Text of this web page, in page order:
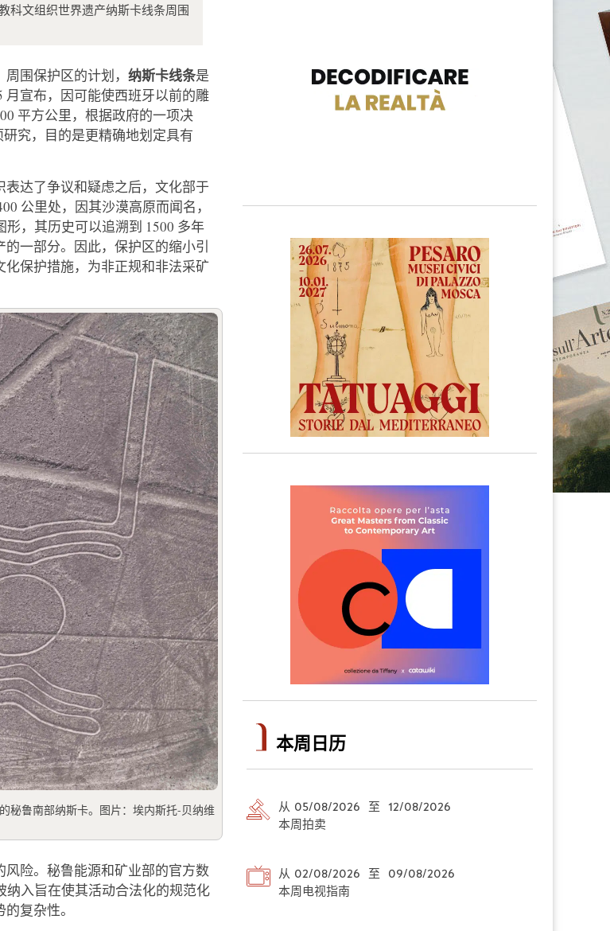
科文组织世界遗产纳斯卡线条周围
周围保护区的计划， 纳斯卡线条是
宣布，因可能使西班牙以前的雕
平方公里，根据政府的一项决
究，目的是更精确地划定具有
达了争议和疑虑之后，文化部于
公里处，因其沙漠高原而闻名，
，其历史可以追溯到 1500 多年
一部分。因此，保护区的缩小引
保护措施，为非正规和非法采矿
秘鲁南部纳斯卡。图片：埃内斯托-贝纳维
险。秘鲁能源和矿业部的官方数
纳入旨在使其活动合法化的规范化
复杂性。
本周日历
从 05/08/2026 至 12/08/2026
本周拍卖
从 02/08/2026 至 09/08/2026
本周电视指南